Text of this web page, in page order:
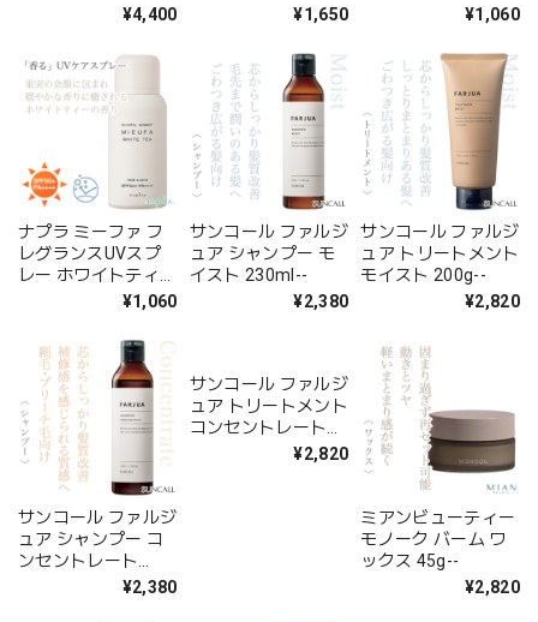
¥4,400
¥1,650
¥1,060
ナプラ ミーファ フ
レグランスUVスプ
レー ホワイトティー
¥1,060
サンコール ファルジ
ュア シャンプー モ
イスト 230ml--
¥2,380
サンコール ファルジ
ュア トリートメント
モイスト 200g--
¥2,820
サンコール ファルジ
ュア シャンプー コ
ンセントレート
¥2,380
ミアンビューティー
モノーク バーム ワ
ックス 45g--
¥2,820